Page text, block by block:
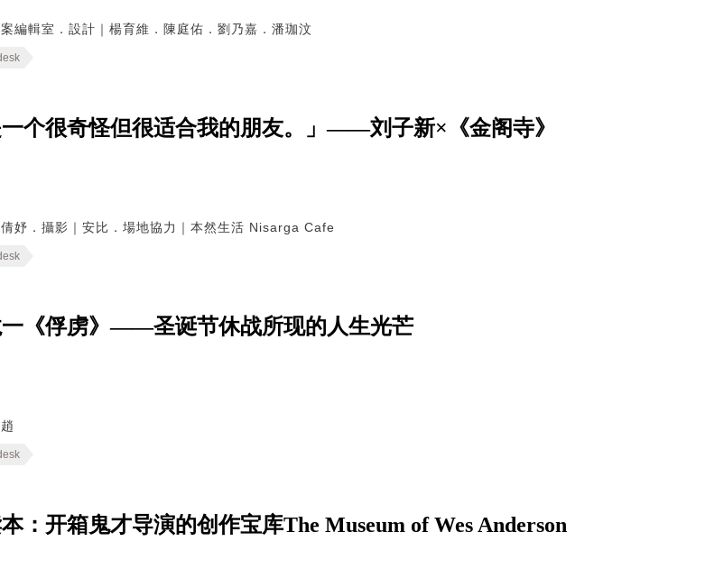
編輯室．設計｜楊育維．陳庭佑．劉乃嘉．潘珈汶
一个很奇怪但很适合我的朋友。」——刘子新×《金阁寺》
妤．攝影｜安比．場地協力｜本然生活 Nisarga Cafe
《俘虏》——圣诞节休战所现的人生光芒
：开箱鬼才导演的创作宝库The Museum of Wes Anderson